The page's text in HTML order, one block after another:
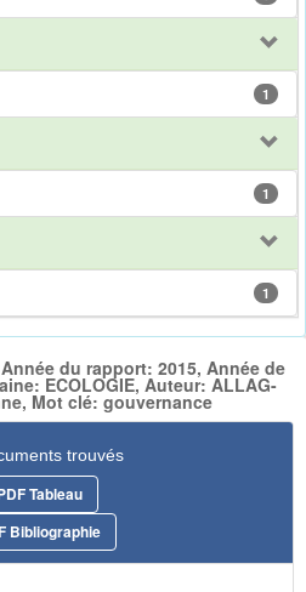
1
1
1
du rapport: 2015, Année de
ECOLOGIE, Auteur: ALLAG-
Mot clé: gouvernance
trouvés
Tableau
Bibliographie